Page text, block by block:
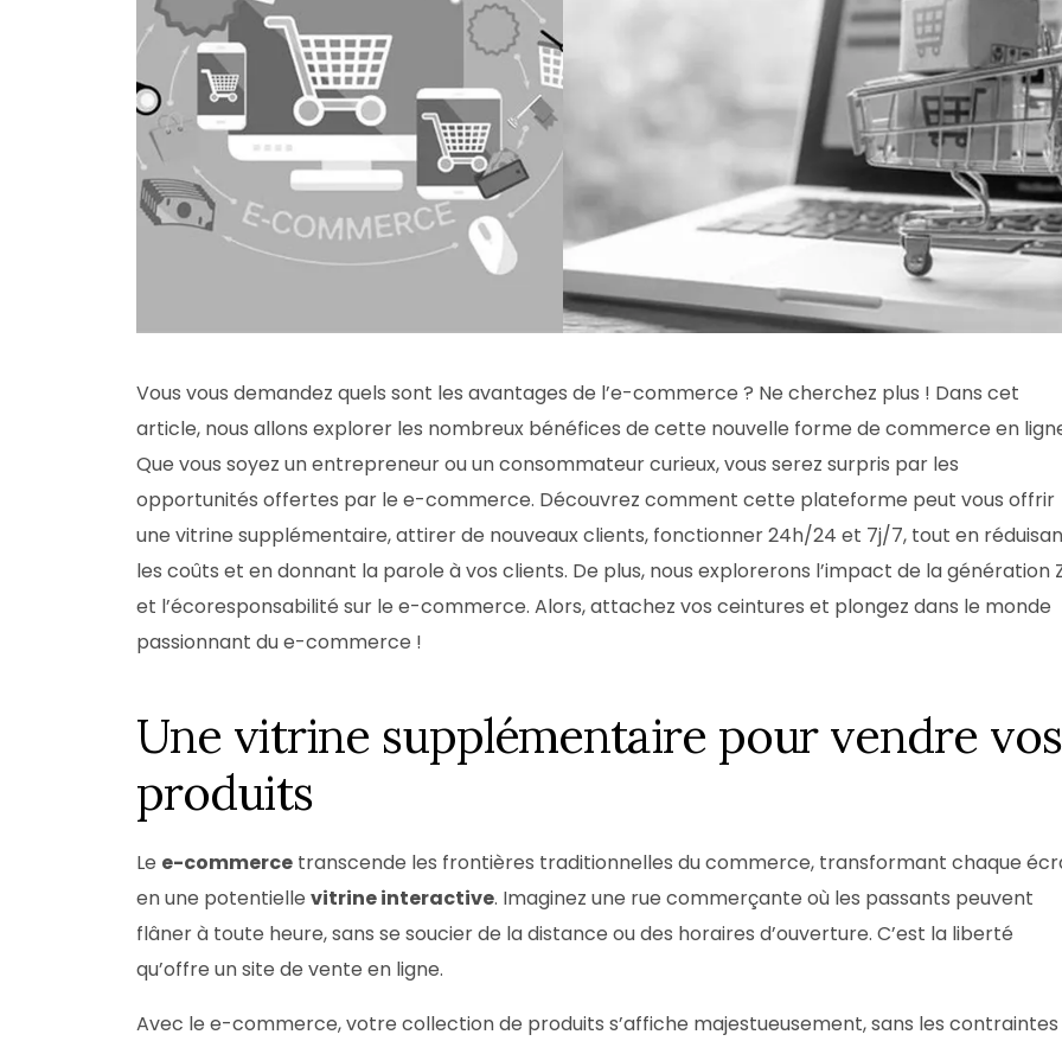
Vous vous demandez quels sont les avantages de l’e-commerce ? Ne cherchez plus ! Dans cet
article, nous allons explorer les nombreux bénéfices de cette nouvelle forme de commerce en
Que vous soyez un entrepreneur ou un consommateur curieux, vous serez surpris par les
opportunités offertes par le e-commerce. Découvrez comment cette plateforme peut vous offrir
une vitrine supplémentaire, attirer de nouveaux clients, fonctionner 24h/24 et 7j/7, tout en
les coûts et en donnant la parole à vos clients. De plus, nous explorerons l’impact de la génération
et l’écoresponsabilité sur le e-commerce. Alors, attachez vos ceintures et plongez dans le monde
passionnant du e-commerce !
Une vitrine supplémentaire pour vendre vos
produits
Le e-commercetranscende les frontières traditionnelles du commerce, transformant chaque
en une potentielle vitrine interactive. Imaginez une rue commerçante où les passants peuvent
flâner à toute heure, sans se soucier de la distance ou des horaires d’ouverture. C’est la liberté
qu’offre un site de vente en ligne.
Avec le e-commerce, votre collection de produits s’affiche majestueusement, sans les contraintes